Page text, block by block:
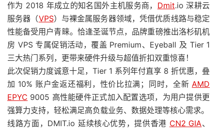
作为 2018 年成立的知名国外主机服务商， Dmit.io 深耕云
服务器（VPS）与裸金属服务器领域，凭借优质线路与稳定
性能备受用户青睐。恰逢圣诞节点，品牌重磅推出洛杉矶机
房 VPS 专属促销活动，覆盖 Premium、Eyeball 及 Tier 1
三大热门系列，更带来硬件升级与超值折扣双重惊喜！
此次促销力度诚意十足，Tier 1 系列年付直享 8 折优惠，叠
加 10% 账户金返还福利，性价比拉满；同时，全新 AMD
EPYC 9005 高性能硬件正式加入配置选项，为用户提供更
强算力支持，轻松满足高负载业务、数据处理等核心需求。
线路方面，DMIT.io 延续核心优势，提供香港 CN2 GIA、